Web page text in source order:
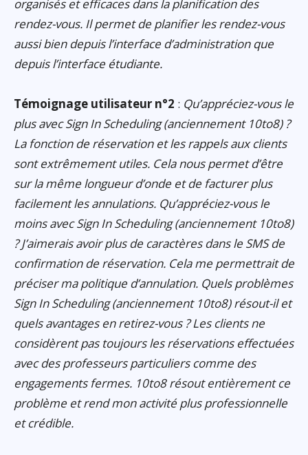
organisés et efficaces dans la planification des
rendez-vous. Il permet de planifier les rendez-vous
aussi bien depuis l’interface d’administration que
depuis l’interface étudiante.
Témoignage utilisateur n°2 : Qu’appréciez-vous le
plus avec Sign In Scheduling (anciennement 10to8) ?
La fonction de réservation et les rappels aux clients
sont extrêmement utiles. Cela nous permet d’être
sur la même longueur d’onde et de facturer plus
facilement les annulations. Qu’appréciez-vous le
moins avec Sign In Scheduling (anciennement 10to8)
? J’aimerais avoir plus de caractères dans le SMS de
confirmation de réservation. Cela me permettrait de
préciser ma politique d’annulation. Quels problèmes
Sign In Scheduling (anciennement 10to8) résout-il et
quels avantages en retirez-vous ? Les clients ne
considèrent pas toujours les réservations effectuées
avec des professeurs particuliers comme des
engagements fermes. 10to8 résout entièrement ce
problème et rend mon activité plus professionnelle
et crédible.